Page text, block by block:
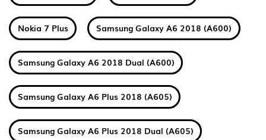
Nokia 7 Plus Samsung Galaxy A6 2018 (A600)
Samsung Galaxy A6 2018 Dual (A600)
Samsung Galaxy A6 Plus 2018 (A605)
Samsung Galaxy A6 Plus 2018 Dual (A605)